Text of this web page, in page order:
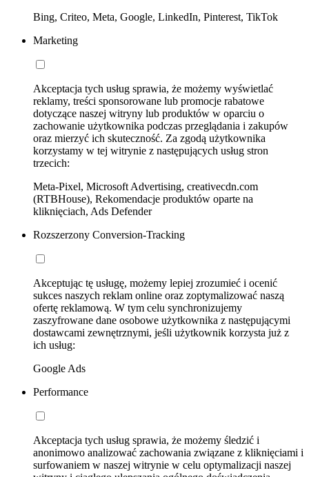
Bing, Criteo, Meta, Google, LinkedIn, Pinterest, TikTok
Marketing
Akceptacja tych usług sprawia, że możemy wyświetlać
reklamy, treści sponsorowane lub promocje rabatowe
dotyczące naszej witryny lub produktów w oparciu o
zachowanie użytkownika podczas przeglądania i zakupów
oraz mierzyć ich skuteczność. Za zgodą użytkownika
korzystamy w tej witrynie z następujących usług stron
trzecich:
Meta-Pixel, Microsoft Advertising, creativecdn.com
(RTBHouse), Rekomendacje produktów oparte na
kliknięciach, Ads Defender
Rozszerzony Conversion-Tracking
Akceptując tę usługę, możemy lepiej zrozumieć i ocenić
sukces naszych reklam online oraz zoptymalizować naszą
ofertę reklamową. W tym celu synchronizujemy
zaszyfrowane dane osobowe użytkownika z następującymi
dostawcami zewnętrznymi, jeśli użytkownik korzysta już z
ich usług:
Google Ads
Performance
Akceptacja tych usług sprawia, że możemy śledzić i
anonimowo analizować zachowania związane z kliknięciami i
surfowaniem w naszej witrynie w celu optymalizacji naszej